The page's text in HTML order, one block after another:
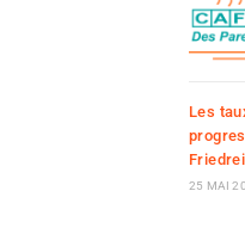
Les
25 MAI